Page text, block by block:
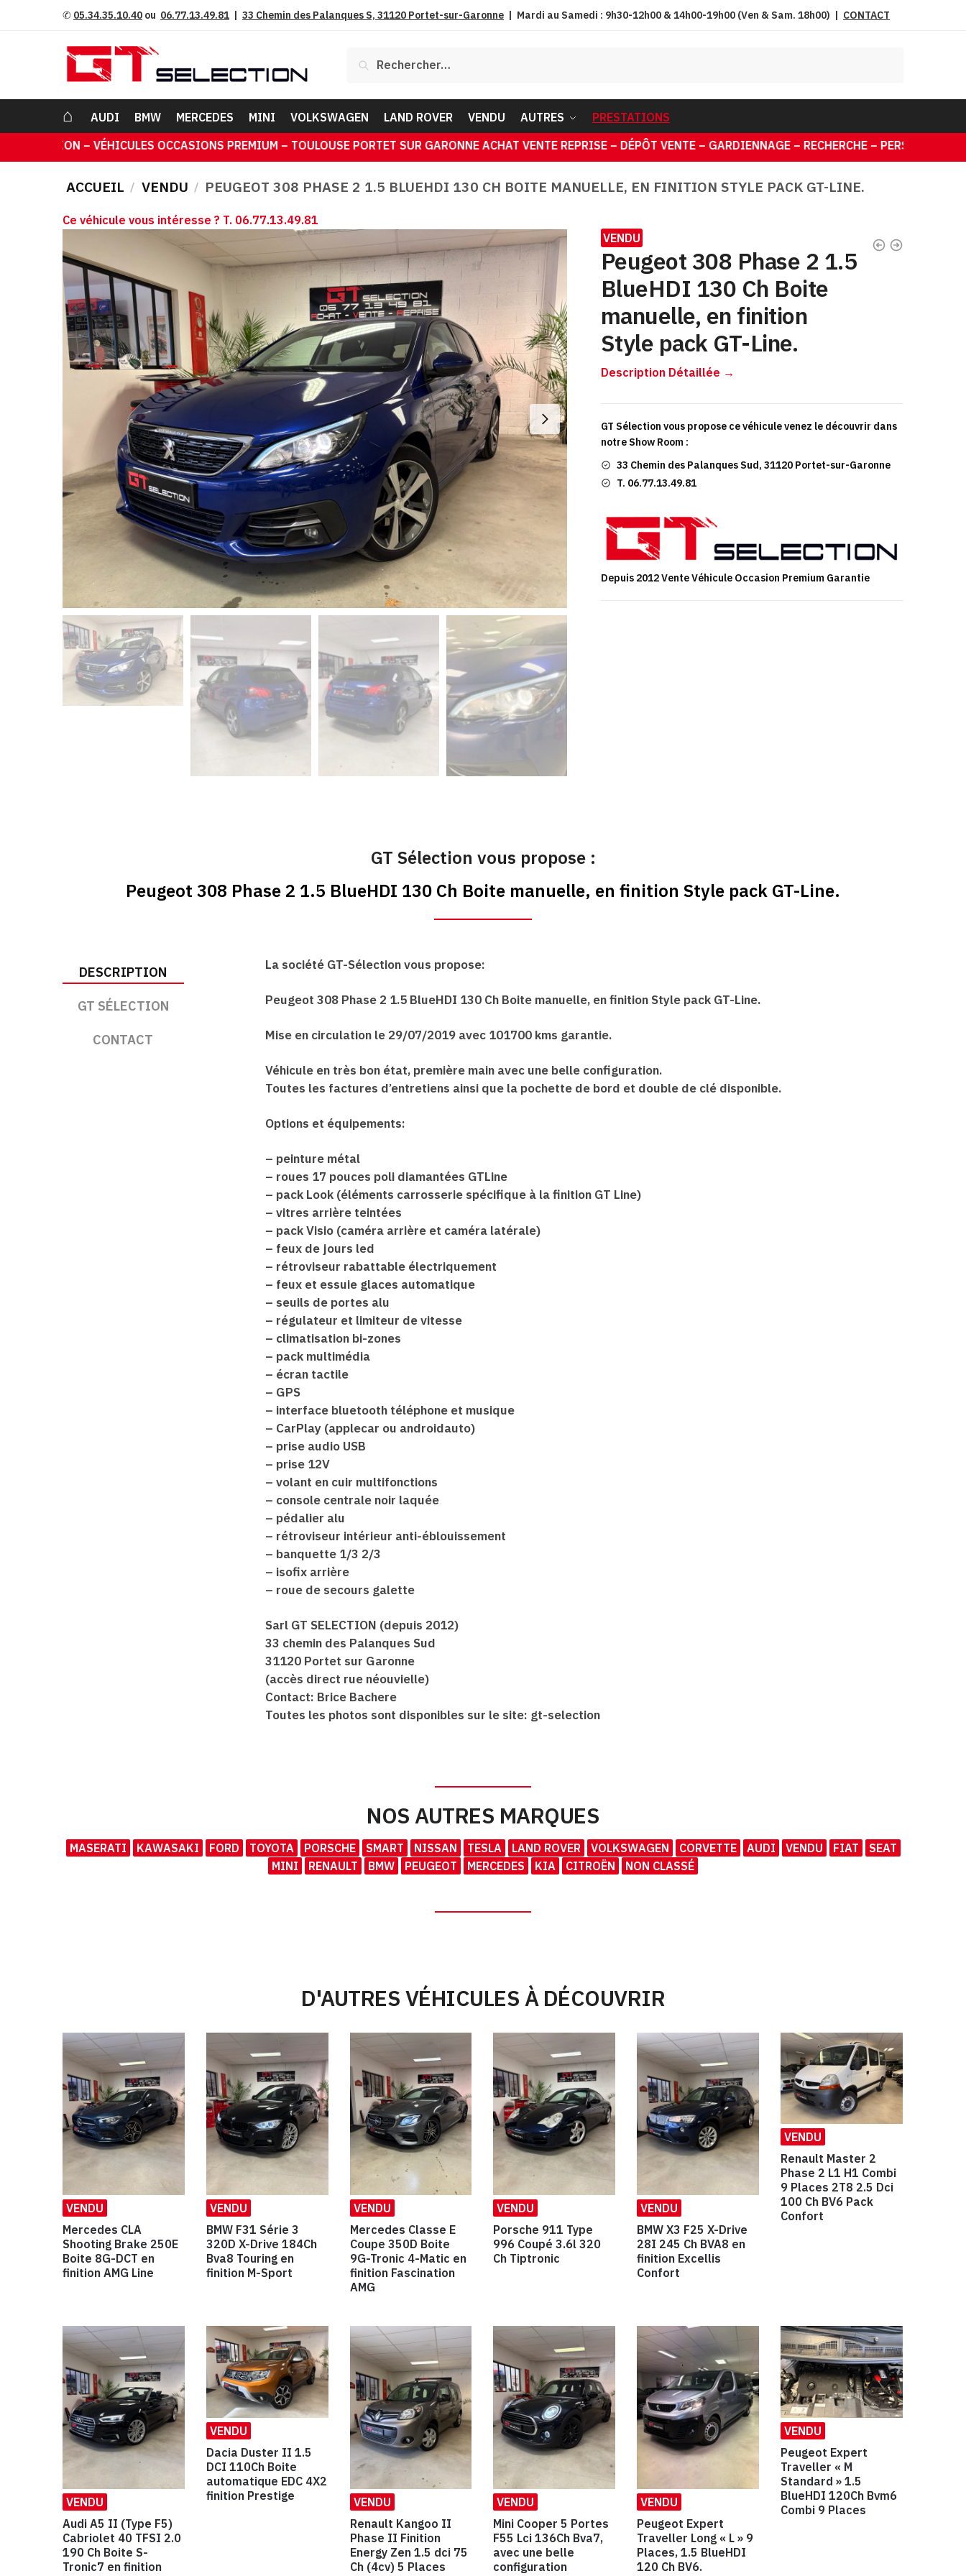
Skip to navigation
Skip to content
✆ 05.34.35.10.40 ou 06.77.13.49.81 | 33 Chemin des Palanques S, 31120 Portet-sur-Garonne | Mardi au Samedi : 9h30-12h00 & 14h00-19h00 (Ven & Sam. 18h00) | CONTACT
⌂ AUDI BMW MERCEDES MINI VOLKSWAGEN LAND ROVER VENDU AUTRES
PRESTATIONS
– TOULOUSE PORTET SUR GARONNE ACHAT VENTE REPRISE – DÉPÔT VENTE – GARDIENNAGE – RECHERCHE – PERSONNALISÉE
ACCUEIL / VENDU / PEUGEOT 308 PHASE 2 1.5 BLUEHDI 130 CH BOITE MANUELLE, EN FINITION STYLE PACK GT-LINE.
Ce véhicule vous intéresse ? T. 06.77.13.49.81
VENDU
Peugeot 308 Phase 2 1.5
BlueHDI 130 Ch Boite
manuelle, en finition
Style pack GT-Line.
Description Détaillée →
GT Sélection vous propose ce véhicule venez le découvrir dans
notre Show Room :
33 Chemin des Palanques Sud, 31120 Portet-sur-Garonne
T. 06.77.13.49.81
Depuis 2012 Vente Véhicule Occasion Premium Garantie
GT Sélection vous propose :
Peugeot 308 Phase 2 1.5 BlueHDI 130 Ch Boite manuelle, en finition Style pack GT-Line.
DESCRIPTION
GT SÉLECTION
CONTACT
La société GT-Sélection vous propose:
Peugeot 308 Phase 2 1.5 BlueHDI 130 Ch Boite manuelle, en finition Style pack GT-Line.
Mise en circulation le 29/07/2019 avec 101700 kms garantie.
Véhicule en très bon état, première main avec une belle configuration.
Toutes les factures d’entretiens ainsi que la pochette de bord et double de clé disponible.
Options et équipements:
– peinture métal
– roues 17 pouces poli diamantées GTLine
– pack Look (éléments carrosserie spécifique à la finition GT Line)
– vitres arrière teintées
– pack Visio (caméra arrière et caméra latérale)
– feux de jours led
– rétroviseur rabattable électriquement
– feux et essuie glaces automatique
– seuils de portes alu
– régulateur et limiteur de vitesse
– climatisation bi-zones
– pack multimédia
– écran tactile
– GPS
– interface bluetooth téléphone et musique
– CarPlay (applecar ou androidauto)
– prise audio USB
– prise 12V
– volant en cuir multifonctions
– console centrale noir laquée
– pédalier alu
– rétroviseur intérieur anti-éblouissement
– banquette 1/3 2/3
– isofix arrière
– roue de secours galette
Sarl GT SELECTION (depuis 2012)
33 chemin des Palanques Sud
31120 Portet sur Garonne
(accès direct rue néouvielle)
Contact: Brice Bachere
Toutes les photos sont disponibles sur le site: gt-selection
NOS AUTRES MARQUES
MASERATI KAWASAKI FORD TOYOTA PORSCHE SMART NISSAN TESLA LAND ROVER VOLKSWAGEN CORVETTE AUDI VENDU FIAT
SEAT
MINI
RENAULT BMW PEUGEOT MERCEDES KIA CITROËN NON CLASSÉ
D'AUTRES VÉHICULES À DÉCOUVRIR
VENDU
Mercedes CLA
Shooting Brake 250E
Boite 8G-DCT en
finition AMG Line
VENDU
BMW F31 Série 3
320D X-Drive 184Ch
Bva8 Touring en
finition M-Sport
VENDU
Mercedes Classe E
Coupe 350D Boite
9G-Tronic 4-Matic en
finition Fascination
AMG
VENDU
Porsche 911 Type
996 Coupé 3.6l 320
Ch Tiptronic
VENDU
BMW X3 F25 X-Drive
28I 245 Ch BVA8 en
finition Excellis
Confort
VENDU
Renault Master 2
Phase 2 L1 H1 Combi
9 Places 2T8 2.5 Dci
100 Ch BV6 Pack
Confort
VENDU
Audi A5 II (Type F5)
Cabriolet 40 TFSI 2.0
190 Ch Boite S-
Tronic7 en finition
VENDU
Dacia Duster II 1.5
DCI 110Ch Boite
automatique EDC 4X2
finition Prestige
VENDU
Renault Kangoo II
Phase II Finition
Energy Zen 1.5 dci 75
Ch (4cv) 5 Places
VENDU
Mini Cooper 5 Portes
F55 Lci 136Ch Bva7,
avec une belle
configuration
VENDU
Peugeot Expert
Traveller Long « L » 9
Places, 1.5 BlueHDI
120 Ch BV6.
VENDU
Peugeot Expert
Traveller « M
Standard » 1.5
BlueHDI 120Ch Bvm6
Combi 9 Places